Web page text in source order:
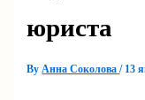
юриста
By Анна Соколова/ 13